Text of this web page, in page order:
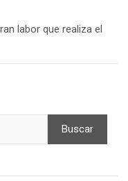
labor que realiza el
Buscar